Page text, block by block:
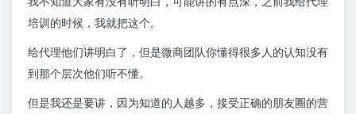
培训的时候，我就把这个。
给代理他们讲明白了，但是微商团队你懂得很多人的认知没有
到那个层次他们听不懂。
但是我还是要讲，因为知道的人越多，接受正确的朋友圈的营